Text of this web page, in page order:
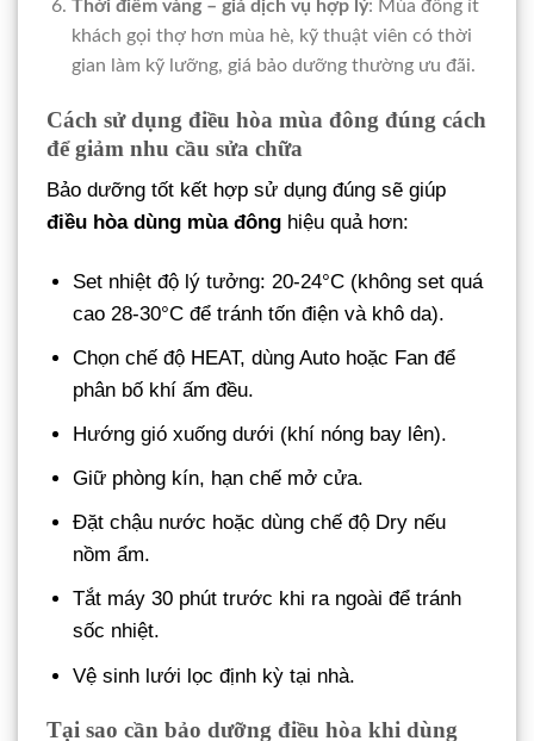
Thời điểm vàng – giá dịch vụ hợp lý: Mùa đông ít
khách gọi thợ hơn mùa hè, kỹ thuật viên có thời
gian làm kỹ lưỡng, giá bảo dưỡng thường ưu đãi.
Cách sử dụng điều hòa mùa đông đúng cách
để giảm nhu cầu sửa chữa
Bảo dưỡng tốt kết hợp sử dụng đúng sẽ giúp
điều hòa dùng mùa đông hiệu quả hơn:
Set nhiệt độ lý tưởng: 20-24°C (không set quá
cao 28-30°C để tránh tốn điện và khô da).
Chọn chế độ HEAT, dùng Auto hoặc Fan để
phân bố khí ấm đều.
Hướng gió xuống dưới (khí nóng bay lên).
Giữ phòng kín, hạn chế mở cửa.
Đặt chậu nước hoặc dùng chế độ Dry nếu
nồm ẩm.
Tắt máy 30 phút trước khi ra ngoài để tránh
sốc nhiệt.
Vệ sinh lưới lọc định kỳ tại nhà.
Tại sao cần bảo dưỡng điều hòa khi dùng